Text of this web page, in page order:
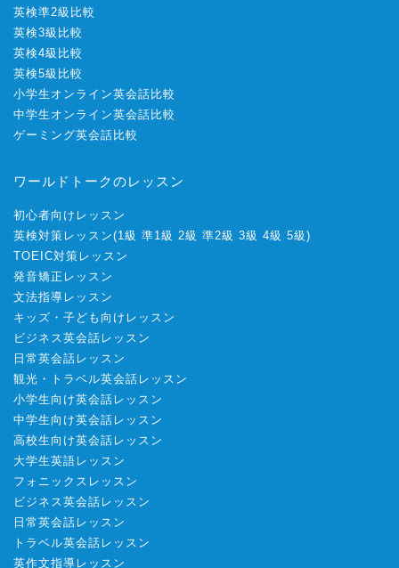
英検準2級比較
英検3級比較
英検4級比較
英検5級比較
小学生オンライン英会話比較
中学生オンライン英会話比較
ゲーミング英会話比較
ワールドトークのレッスン
初心者向けレッスン
英検対策レッスン(1級 準1級 2級 準2級 3級 4級 5級 )
TOEIC対策レッスン
発音矯正レッスン
文法指導レッスン
キッズ・子ども向けレッスン
ビジネス英会話レッスン
日常英会話レッスン
観光・トラベル英会話レッスン
小学生向け英会話レッスン
中学生向け英会話レッスン
高校生向け英会話レッスン
大学生英語レッスン
フォニックスレッスン
ビジネス英会話レッスン
日常英会話レッスン
トラベル英会話レッスン
英作文指導レッスン